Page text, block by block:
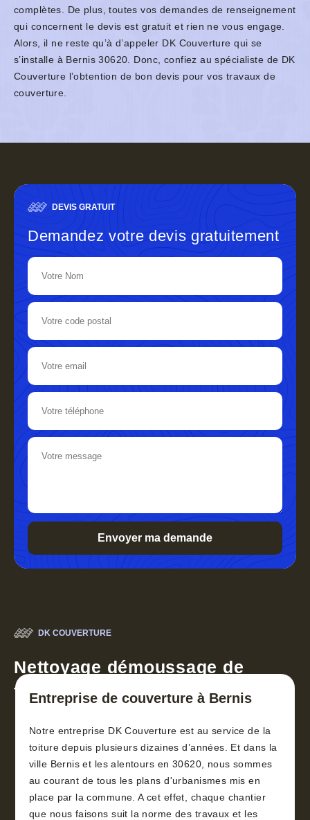
complètes. De plus, toutes vos demandes de renseignement
qui concernent le devis est gratuit et rien ne vous engage.
Alors, il ne reste qu’à d’appeler DK Couverture qui se
s’installe à Bernis 30620. Donc, confiez au spécialiste de DK
Couverture l’obtention de bon devis pour vos travaux de
couverture.
DEVIS GRATUIT
Demandez votre devis gratuitement
DK COUVERTURE
Nettoyage démoussage de
toiture 30
Entreprise de couverture à Bernis
Notre entreprise DK Couverture est au service de la
toiture depuis plusieurs dizaines d’années. Et dans la
ville Bernis et les alentours en 30620, nous sommes
au courant de tous les plans d'urbanismes mis en
place par la commune. A cet effet, chaque chantier
que nous faisons suit la norme des travaux et les